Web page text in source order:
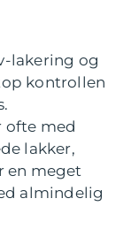
lakering og
kontrollen
ofte med
lakker,
en meget
almindelig